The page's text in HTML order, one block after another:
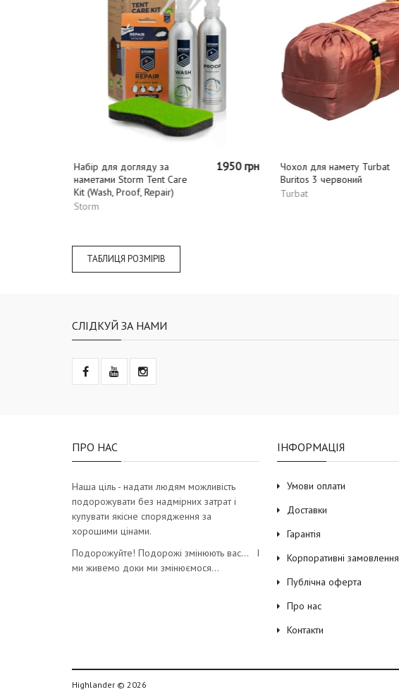
Набір для догляду за
наметами Storm Tent Care
Kit (Wash, Proof, Repair)
Storm
1950 грн
Чохол для намету Turbat
Buritos 3 червоний
Turbat
ТАБЛИЦЯ РОЗМІРІВ
СЛІДКУЙ ЗА НАМИ
ПРО НАС
Наша ціль - надати людям можливість
подорожувати без надмірних затрат і
купувати якісне спорядження за
хорошими цінами.
Подорожуйте! Подорожі змінюють вас… І
ми живемо доки ми змінюємося…
ІНФОРМАЦІЯ
Умови оплати
Доставки
Гарантія
Корпоративні замовлення
Публічна оферта
Про нас
Контакти
Highlander © 2026